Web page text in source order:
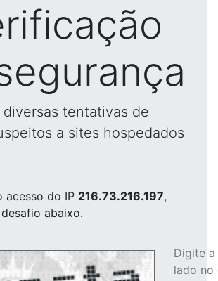
diversas tentativas de
a sites hospedados
acesso do IP 216.73.216.197,
abaixo.
Digite
lado no